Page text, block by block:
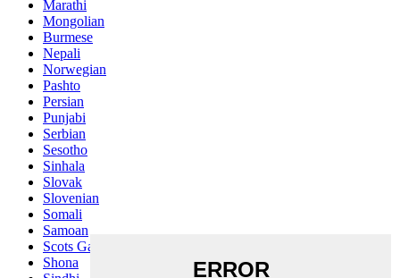
Marathi
Mongolian
Burmese
Nepali
Norwegian
Pashto
Persian
Punjabi
Serbian
Sesotho
Sinhala
Slovak
Slovenian
Somali
Samoan
Scots Gaelic
Shona